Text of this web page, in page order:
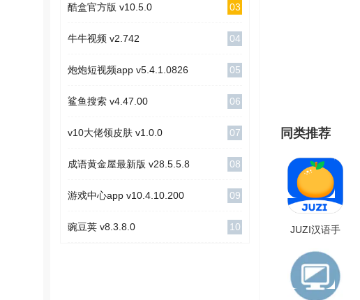
酷盒官方版 v10.5.0 03
牛牛视频 v2.742 04
炮炮短视频app v5.4.1.0826 05
鲨鱼搜索 v4.47.00 06
v10大佬领皮肤 v1.0.0 07
成语黄金屋最新版 v28.5.5.8 08
游戏中心app v10.4.10.200 09
豌豆荚 v8.3.8.0 10
同类推荐
JUZI汉语手
V1.9.1